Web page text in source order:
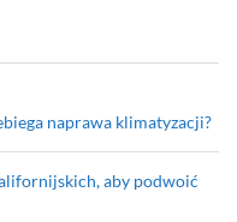
naprawa klimatyzacji?
aby podwoić